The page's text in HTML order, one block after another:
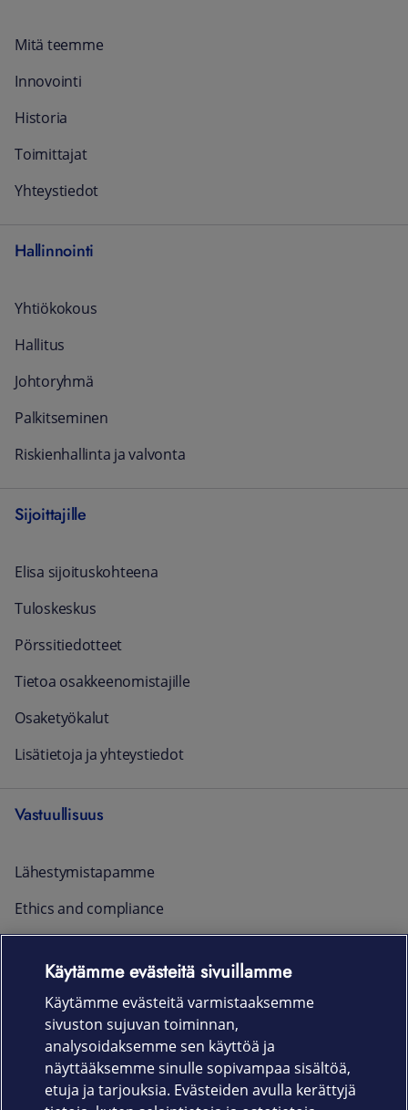
Mitä teemme
Innovointi
Historia
Toimittajat
Yhteystiedot
Hallinnointi
Yhtiökokous
Hallitus
Johtoryhmä
Palkitseminen
Riskienhallinta ja valvonta
Sijoittajille
Elisa sijoituskohteena
Tuloskeskus
Pörssitiedotteet
Tietoa osakkeenomistajille
Osaketyökalut
Lisätietoja ja yhteystiedot
Vastuullisuus
Lähestymistapamme
Ethics and compliance
Ajankohtaista
Rekrytointi
Uutishuone
Käytämme evästeitä sivuillamme
Käytämme evästeitä varmistaaksemme
sivuston sujuvan toiminnan,
analysoidaksemme sen käyttöä ja
näyttääksemme sinulle sopivampaa sisältöä,
etuja ja tarjouksia. Evästeiden avulla kerättyjä